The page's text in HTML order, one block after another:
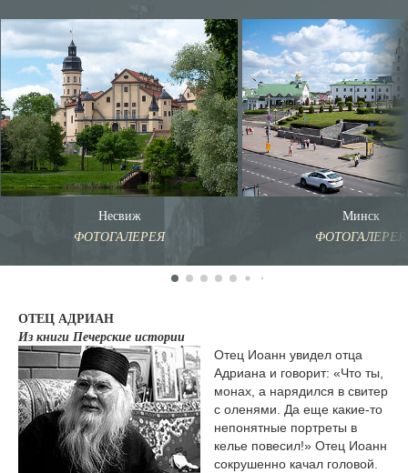
Несвиж
ФОТОГАЛЕРЕЯ
Минск
ФОТОГАЛЕРЕЯ
ОТЕЦ АДРИАН
Из книги Печерские истории
Отец Иоанн увидел отца
Адриана и говорит: «Что ты,
монах, а нарядился в свитер
с оленями. Да еще какие-то
непонятные портреты в
келье повесил!» Отец Иоанн
сокрушенно качал головой.